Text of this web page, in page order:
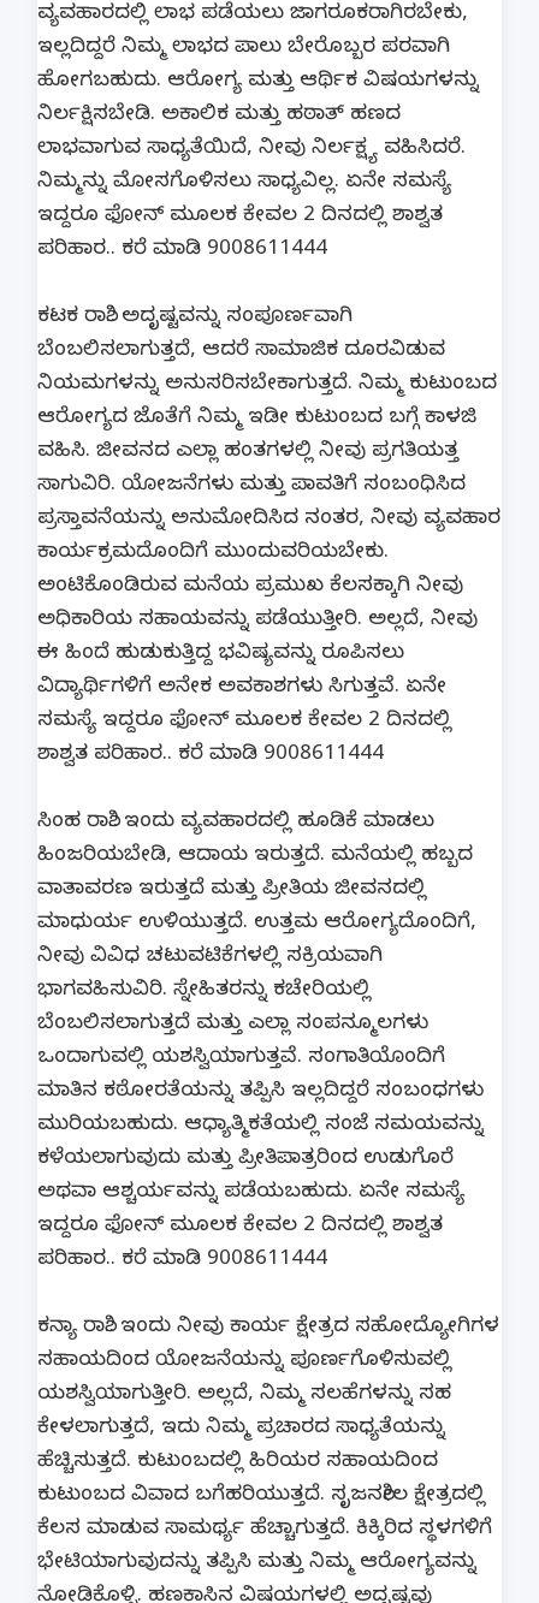
ವ್ಯವಹಾರದಲ್ಲಿ ಲಾಭ ಪಡೆಯಲು ಜಾಗರೂಕರಾಗಿರಬೇಕು,
ಇಲ್ಲದಿದ್ದರೆ ನಿಮ್ಮ ಲಾಭದ ಪಾಲು ಬೇರೊಬ್ಬರ ಪರವಾಗಿ
ಹೋಗಬಹುದು. ಆರೋಗ್ಯ ಮತ್ತು ಆರ್ಥಿಕ ವಿಷಯಗಳನ್ನು
ನಿರ್ಲಕ್ಷಿಸಬೇಡಿ. ಅಕಾಲಿಕ ಮತ್ತು ಹಠಾತ್ ಹಣದ
ಲಾಭವಾಗುವ ಸಾಧ್ಯತೆಯಿದೆ, ನೀವು ನಿರ್ಲಕ್ಷ್ಯ ವಹಿಸಿದರೆ.
ನಿಮ್ಮನ್ನು ಮೋಸಗೊಳಿಸಲು ಸಾಧ್ಯವಿಲ್ಲ. ಏನೇ ಸಮಸ್ಯೆ
ಇದ್ದರೂ ಫೋನ್ ಮೂಲಕ ಕೇವಲ 2 ದಿನದಲ್ಲಿ ಶಾಶ್ವತ
ಪರಿಹಾರ.. ಕರೆ ಮಾಡಿ 9008611444
ಕಟಕ ರಾಶಿ.. ಅದೃಷ್ಟವನ್ನು ಸಂಪೂರ್ಣವಾಗಿ
ಬೆಂಬಲಿಸಲಾಗುತ್ತದೆ, ಆದರೆ ಸಾಮಾಜಿಕ ದೂರವಿಡುವ
ನಿಯಮಗಳನ್ನು ಅನುಸರಿಸಬೇಕಾಗುತ್ತದೆ. ನಿಮ್ಮ ಕುಟುಂಬದ
ಆರೋಗ್ಯದ ಜೊತೆಗೆ ನಿಮ್ಮ ಇಡೀ ಕುಟುಂಬದ ಬಗ್ಗೆ ಕಾಳಜಿ
ವಹಿಸಿ. ಜೀವನದ ಎಲ್ಲಾ ಹಂತಗಳಲ್ಲಿ ನೀವು ಪ್ರಗತಿಯತ್ತ
ಸಾಗುವಿರಿ. ಯೋಜನೆಗಳು ಮತ್ತು ಪಾವತಿಗೆ ಸಂಬಂಧಿಸಿದ
ಪ್ರಸ್ತಾವನೆಯನ್ನು ಅನುಮೋದಿಸಿದ ನಂತರ, ನೀವು ವ್ಯವಹಾರ
ಕಾರ್ಯಕ್ರಮದೊಂದಿಗೆ ಮುಂದುವರಿಯಬೇಕು.
ಅಂಟಿಕೊಂಡಿರುವ ಮನೆಯ ಪ್ರಮುಖ ಕೆಲಸಕ್ಕಾಗಿ ನೀವು
ಅಧಿಕಾರಿಯ ಸಹಾಯವನ್ನು ಪಡೆಯುತ್ತೀರಿ. ಅಲ್ಲದೆ, ನೀವು
ಈ ಹಿಂದೆ ಹುಡುಕುತ್ತಿದ್ದ ಭವಿಷ್ಯವನ್ನು ರೂಪಿಸಲು
ವಿದ್ಯಾರ್ಥಿಗಳಿಗೆ ಅನೇಕ ಅವಕಾಶಗಳು ಸಿಗುತ್ತವೆ. ಏನೇ
ಸಮಸ್ಯೆ ಇದ್ದರೂ ಫೋನ್ ಮೂಲಕ ಕೇವಲ 2 ದಿನದಲ್ಲಿ
ಶಾಶ್ವತ ಪರಿಹಾರ.. ಕರೆ ಮಾಡಿ 9008611444
ಸಿಂಹ ರಾಶಿ.. ಇಂದು ವ್ಯವಹಾರದಲ್ಲಿ ಹೂಡಿಕೆ ಮಾಡಲು
ಹಿಂಜರಿಯಬೇಡಿ, ಆದಾಯ ಇರುತ್ತದೆ. ಮನೆಯಲ್ಲಿ ಹಬ್ಬದ
ವಾತಾವರಣ ಇರುತ್ತದೆ ಮತ್ತು ಪ್ರೀತಿಯ ಜೀವನದಲ್ಲಿ
ಮಾಧುರ್ಯ ಉಳಿಯುತ್ತದೆ. ಉತ್ತಮ ಆರೋಗ್ಯದೊಂದಿಗೆ,
ನೀವು ವಿವಿಧ ಚಟುವಟಿಕೆಗಳಲ್ಲಿ ಸಕ್ರಿಯವಾಗಿ
ಭಾಗವಹಿಸುವಿರಿ. ಸ್ನೇಹಿತರನ್ನು ಕಚೇರಿಯಲ್ಲಿ
ಬೆಂಬಲಿಸಲಾಗುತ್ತದೆ ಮತ್ತು ಎಲ್ಲಾ ಸಂಪನ್ಮೂಲಗಳು
ಒಂದಾಗುವಲ್ಲಿ ಯಶಸ್ವಿಯಾಗುತ್ತವೆ. ಸಂಗಾತಿಯೊಂದಿಗೆ
ಮಾತಿನ ಕಠೋರತೆಯನ್ನು ತಪ್ಪಿಸಿ ಇಲ್ಲದಿದ್ದರೆ ಸಂಬಂಧಗಳು
ಮುರಿಯಬಹುದು. ಆಧ್ಯಾತ್ಮಿಕತೆಯಲ್ಲಿ ಸಂಜೆ ಸಮಯವನ್ನು
ಕಳೆಯಲಾಗುವುದು ಮತ್ತು ಪ್ರೀತಿಪಾತ್ರರಿಂದ ಉಡುಗೊರೆ
ಅಥವಾ ಆಶ್ಚರ್ಯವನ್ನು ಪಡೆಯಬಹುದು. ಏನೇ ಸಮಸ್ಯೆ
ಇದ್ದರೂ ಫೋನ್ ಮೂಲಕ ಕೇವಲ 2 ದಿನದಲ್ಲಿ ಶಾಶ್ವತ
ಪರಿಹಾರ.. ಕರೆ ಮಾಡಿ 9008611444
ಕನ್ಯಾ ರಾಶಿ.. ಇಂದು ನೀವು ಕಾರ್ಯ ಕ್ಷೇತ್ರದ ಸಹೋದ್ಯೋಗಿಗಳ
ಸಹಾಯದಿಂದ ಯೋಜನೆಯನ್ನು ಪೂರ್ಣಗೊಳಿಸುವಲ್ಲಿ
ಯಶಸ್ವಿಯಾಗುತ್ತೀರಿ. ಅಲ್ಲದೆ, ನಿಮ್ಮ ಸಲಹೆಗಳನ್ನು ಸಹ
ಕೇಳಲಾಗುತ್ತದೆ, ಇದು ನಿಮ್ಮ ಪ್ರಚಾರದ ಸಾಧ್ಯತೆಯನ್ನು
ಹೆಚ್ಚಿಸುತ್ತದೆ. ಕುಟುಂಬದಲ್ಲಿ ಹಿರಿಯರ ಸಹಾಯದಿಂದ
ಕುಟುಂಬದ ವಿವಾದ ಬಗೆಹರಿಯುತ್ತದೆ. ಸೃಜನಶೀಲ ಕ್ಷೇತ್ರದಲ್ಲಿ
ಕೆಲಸ ಮಾಡುವ ಸಾಮರ್ಥ್ಯ ಹೆಚ್ಚಾಗುತ್ತದೆ. ಕಿಕ್ಕಿರಿದ ಸ್ಥಳಗಳಿಗೆ
ಭೇಟಿಯಾಗುವುದನ್ನು ತಪ್ಪಿಸಿ ಮತ್ತು ನಿಮ್ಮ ಆರೋಗ್ಯವನ್ನು